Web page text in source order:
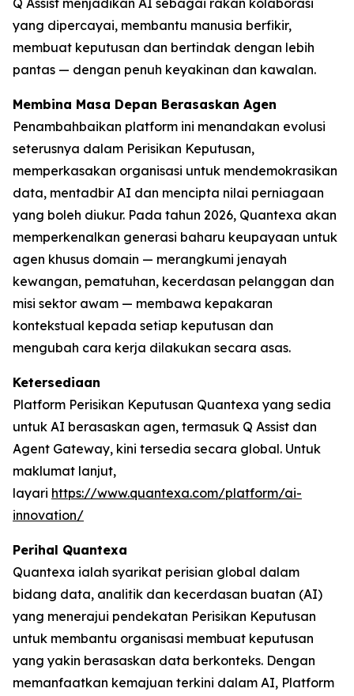
Q Assist menjadikan AI sebagai rakan kolaborasi
yang dipercayai, membantu manusia berfikir,
membuat keputusan dan bertindak dengan lebih
pantas — dengan penuh keyakinan dan kawalan.
Membina Masa Depan Berasaskan Agen
Penambahbaikan platform ini menandakan evolusi
seterusnya dalam Perisikan Keputusan,
memperkasakan organisasi untuk mendemokrasikan
data, mentadbir AI dan mencipta nilai perniagaan
yang boleh diukur. Pada tahun 2026, Quantexa akan
memperkenalkan generasi baharu keupayaan untuk
agen khusus domain — merangkumi jenayah
kewangan, pematuhan, kecerdasan pelanggan dan
misi sektor awam — membawa kepakaran
kontekstual kepada setiap keputusan dan
mengubah cara kerja dilakukan secara asas.
Ketersediaan
Platform Perisikan Keputusan Quantexa yang sedia
untuk AI berasaskan agen, termasuk Q Assist dan
Agent Gateway, kini tersedia secara global. Untuk
maklumat lanjut,
layari https://www.quantexa.com/platform/ai-
innovation/
Perihal Quantexa
Quantexa ialah syarikat perisian global dalam
bidang data, analitik dan kecerdasan buatan (AI)
yang menerajui pendekatan Perisikan Keputusan
untuk membantu organisasi membuat keputusan
yang yakin berasaskan data berkonteks. Dengan
memanfaatkan kemajuan terkini dalam AI, Platform